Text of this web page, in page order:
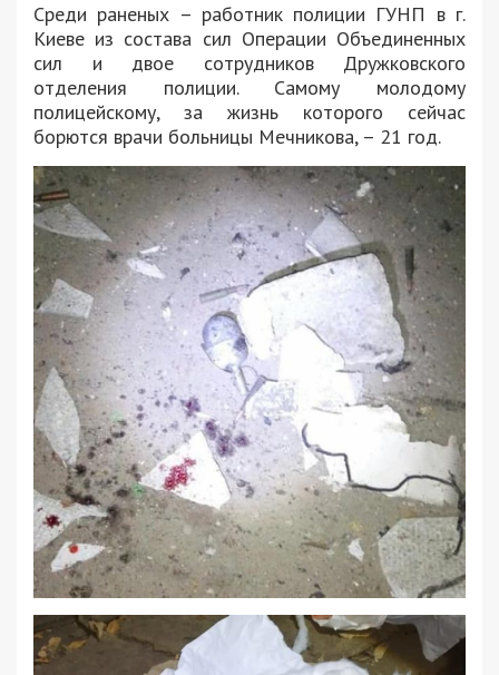
Среди раненых – работник полиции ГУНП в г.
Киеве из состава сил Операции Объединенных
сил и двое сотрудников Дружковского
отделения полиции. Самому молодому
полицейскому, за жизнь которого сейчас
борются врачи больницы Мечникова, – 21 год.